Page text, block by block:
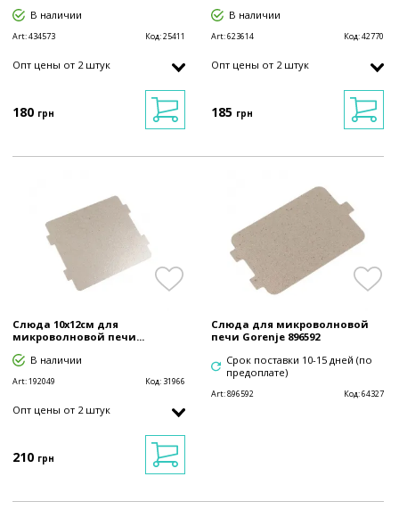
В наличии
Art:434573 Код:25411
Опт цены от 2 штук
180 грн
В наличии
Art:623614 Код:42770
Опт цены от 2 штук
185 грн
Слюда 10x12см для
микроволновой печи...
В наличии
Art:192049 Код: 31966
Опт цены от 2 штук
210 грн
Слюда для микроволновой
печи Gorenje 896592
Срок поставки 10-15 дней (по
предоплате)
Art:896592 Код:64327